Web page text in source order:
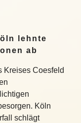
lehnte
ab
Kreises Coesfeld
Köln
schlägt